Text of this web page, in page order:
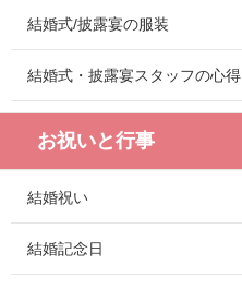
結婚式/披露宴の服装
結婚式・披露宴スタッフの心得
お祝いと行事
結婚祝い
結婚記念日